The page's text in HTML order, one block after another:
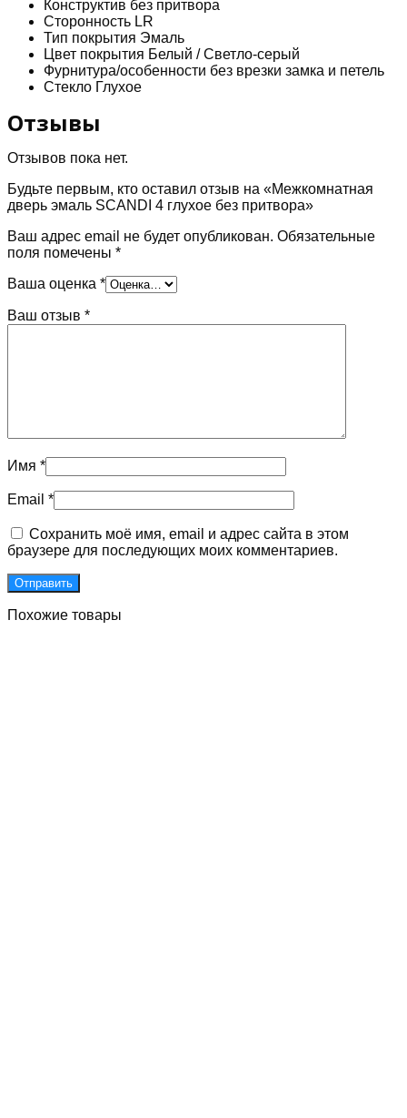
Конструктив без притвора
Сторонность LR
Тип покрытия Эмаль
Цвет покрытия Белый / Светло-серый
Фурнитура/особенности без врезки замка и петель
Стекло Глухое
Отзывы
Отзывов пока нет.
Будьте первым, кто оставил отзыв на «Межкомнатная
дверь эмаль SCANDI 4 глухое без притвора»
Ваш адрес email не будет опубликован. Обязательные
поля помечены *
Ваша оценка *
Ваш отзыв *
Имя *
Email *
Сохранить моё имя, email и адрес сайта в этом
браузере для последующих моих комментариев.
Похожие товары